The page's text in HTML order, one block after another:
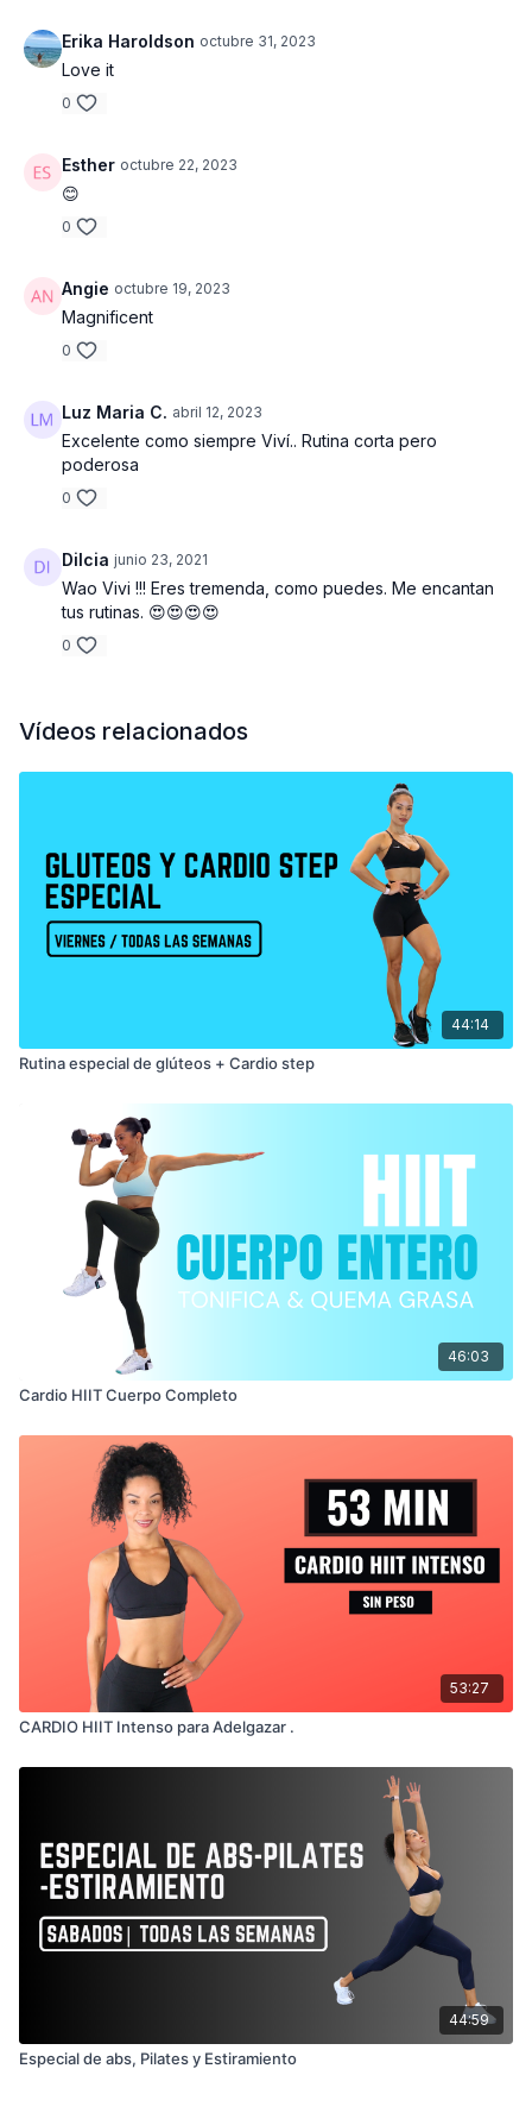
Erika Haroldson octubre 31, 2023
Love it
0
Esther octubre 22, 2023
😊
0
Angie octubre 19, 2023
Magnificent
0
Luz Maria C. abril 12, 2023
Excelente como siempre Viví.. Rutina corta pero
poderosa
0
Dilcia junio 23, 2021
Wao Vivi !!! Eres tremenda, como puedes. Me encantan
tus rutinas. 😍😍😍😍
0
Vídeos relacionados
44:14
Rutina especial de glúteos + Cardio step
46:03
Cardio HIIT Cuerpo Completo
53:27
CARDIO HIIT Intenso para Adelgazar .
44:59
Especial de abs, Pilates y Estiramiento